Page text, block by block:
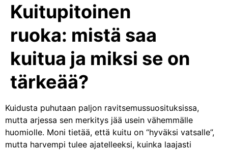
Kuitupitoinen
ruoka: mistä saa
kuitua ja miksi se on
tärkeää?
Kuidusta puhutaan paljon ravitsemussuosituksissa,
mutta arjessa sen merkitys jää usein vähemmälle
huomiolle. Moni tietää, että kuitu on “hyväksi vatsalle”,
mutta harvempi tulee ajatelleeksi, kuinka laajasti